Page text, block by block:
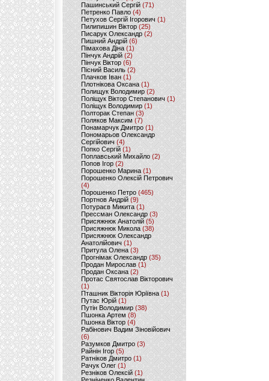
Пашинський Сергій (71)
Петренко Павло (4)
Петухов Сергій Ігорович (1)
Пилипишин Віктор(25)
Писарук Олександр(2)
Пишний Андрій (6)
Пімахова Діна(1)
Пінчук Андрій(2)
Пінчук Віктор (6)
Пісний Василь (2)
Плачков Іван(1)
Плотнікова Оксана (1)
Полищук Володимир(2)
Поліщук Віктор Степанович(1)
Поліщук Володимир (1)
Полторак Степан(3)
Поляков Максим (7)
Понамарчук Дмитро (1)
Пономарьов Олександр
Сергійович(4)
Попко Сергій (1)
Поплавський Михайло (2)
Попов Ігор(2)
Порошенко Марина (1)
Порошенко Олексій Петрович
(4)
Порошенко Петро (465)
Портнов Андрій (9)
Потураєв Микита(1)
Прессман Олександр(3)
Присяжнюк Анатолій (5)
Присяжнюк Микола (38)
Присяжнюк Олександр
Анатолійович (1)
Притула Олена (3)
Прогнімак Олександр(35)
Продан Мирослав(1)
Продан Оксана (2)
Протас Святослав Вікторович
(1)
Пташник Вікторія Юріївна (1)
Путас Юрій (1)
Путін Володимир(38)
Пшонка Артем (8)
Пшонка Віктор(4)
Рабінович Вадим Зіновійович
(6)
Разумков Дмитро (3)
Райнін Ігор(5)
Ратніков Дмитро (1)
Рачук Олег (1)
Резніков Олексій(1)